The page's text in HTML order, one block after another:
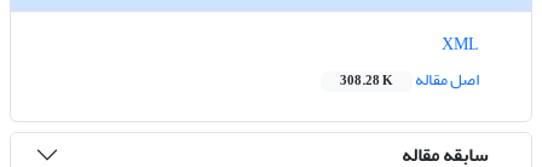
اصل مقاله
308.28 K
سابقه مقاله